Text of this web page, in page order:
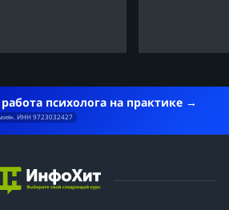
психолога на практике
ИНН 9723032427